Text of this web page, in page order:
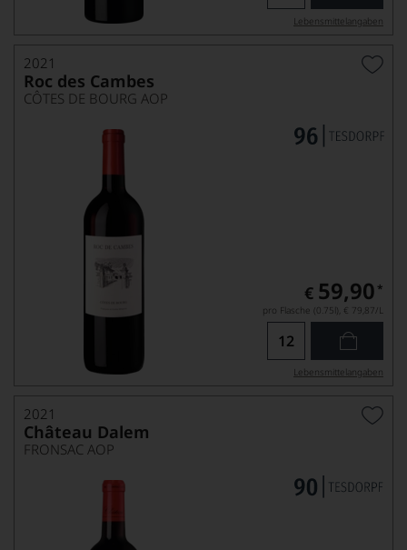
Lebensmittel­angaben
2021
Roc des Cambes
CÔTES DE BOURG AOP
€ 59,90 *
pro Flasche (0.75l), € 79,87/L
Lebensmittel­angaben
2021
Château Dalem
FRONSAC AOP